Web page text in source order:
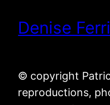
Denise
© copyright
reproductions,